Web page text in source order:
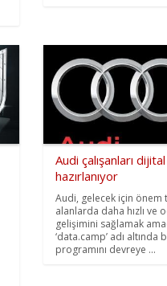
Audi çalışanları
hazırlanıyor
Audi, gelecek için önem
alanlarda daha hızlı ve
gelişimini sağlamak
‘data.camp’ adı altında
programını devreye ...